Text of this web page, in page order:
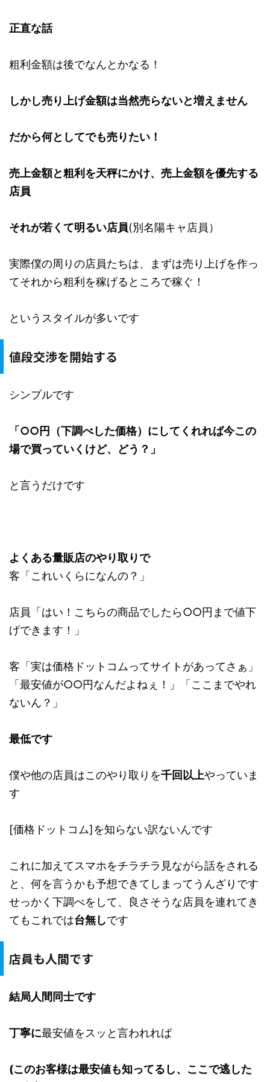
正直な話
粗利金額は後でなんとかなる！
しかし売り上げ金額は当然売らないと増えません
だから何としてでも売りたい！
売上金額と粗利 を天秤にかけ、 売上金額を優先する
店員
それが若くて明るい店員(別名陽キャ店員）
実際僕の周りの店員たちは、まずは売り上げを作っ
てそれから粗利を稼げるところで稼ぐ！
というスタイルが多いです
値段交渉を開始する
シンプルです
「○○円（下調べした価格）にしてくれれば今この
場で買っていくけど、どう？」
と言うだけです
よくある量販店のやり取りで
客「これいくらになんの？」
店員「はい！こちらの商品でしたら○○円まで値下
げできます！」
客「実は価格ドットコムってサイトがあってさぁ」
「最安値が○○円なんだよねぇ！」「ここまでやれ
ないん？」
最低です
僕や他の店員はこのやり取りを千回以上やっていま
す
[価格ドットコム]を知らない訳ないんです
これに加えてスマホをチラチラ見ながら話をされる
と、何を言うかも予想できてしまってうんざりです
せっかく下調べをして、良さそうな店員を連れてき
てもこれでは台無しです
店員も人間です
結局人間同士です
丁寧に最安値をスッと言われれば
(このお客様は最安値も知ってるし、ここで逃した